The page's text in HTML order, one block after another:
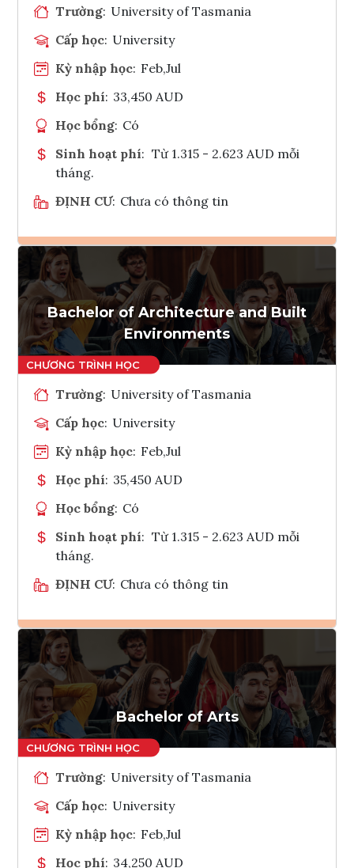
Trường: University of Tasmania
Cấp học: University
Kỳ nhập học: Feb,Jul
Học phí: 33,450 AUD
Học bổng: Có
Sinh hoạt phí: Từ 1.315 - 2.623 AUD mỗi
tháng.
ĐỊNH CƯ: Chưa có thông tin
Ghi danh
Tham vấn Interlink
Bachelor of Architecture and Built
Environments
Trường: University of Tasmania
Cấp học: University
Kỳ nhập học: Feb,Jul
Học phí: 35,450 AUD
Học bổng: Có
Sinh hoạt phí: Từ 1.315 - 2.623 AUD mỗi
tháng.
ĐỊNH CƯ: Chưa có thông tin
Ghi danh
Tham vấn Interlink
Bachelor of Arts
Trường: University of Tasmania
Cấp học: University
Kỳ nhập học: Feb,Jul
Học phí: 34,250 AUD